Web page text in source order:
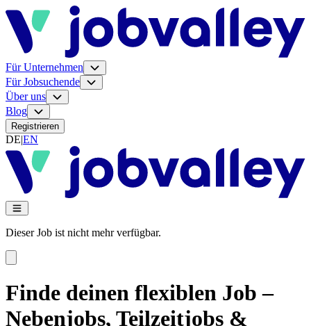
Für Unternehmen
Für Jobsuchende
Über uns
Blog
Registrieren
DE|EN
Dieser Job ist nicht mehr verfügbar.
Finde deinen flexiblen Job –
Nebenjobs, Teilzeitjobs &